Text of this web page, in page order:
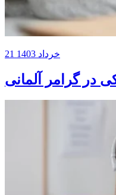
21 خرداد 1403